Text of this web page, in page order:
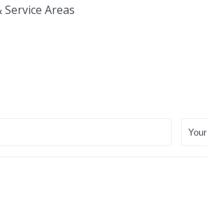
Service Areas